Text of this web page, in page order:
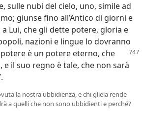
sulle nubi del cielo, uno, simile ad
giunse fino all’Antico di giorni e
Lui, che gli dette potere, gloria e
nazioni e lingue lo dovranno
potere è un potere eterno, che
e il suo regno è tale, che non sarà
la nostra ubbidienza, e chi gliela rende
a quelli che non sono ubbidienti e perché?